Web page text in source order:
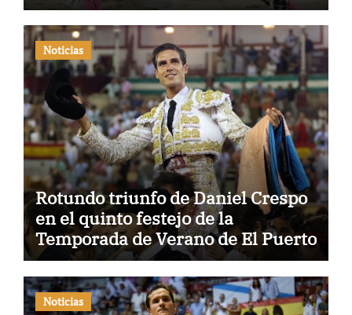
Noticias
Rotundo triunfo de Daniel Crespo
en el quinto festejo de la
Temporada de Verano de El Puerto
Noticias